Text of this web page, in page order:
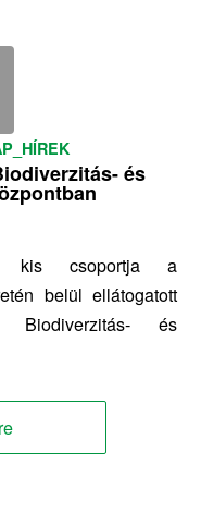
és
kis csoportja a
belül ellátogatott
Biodiverzitás- és